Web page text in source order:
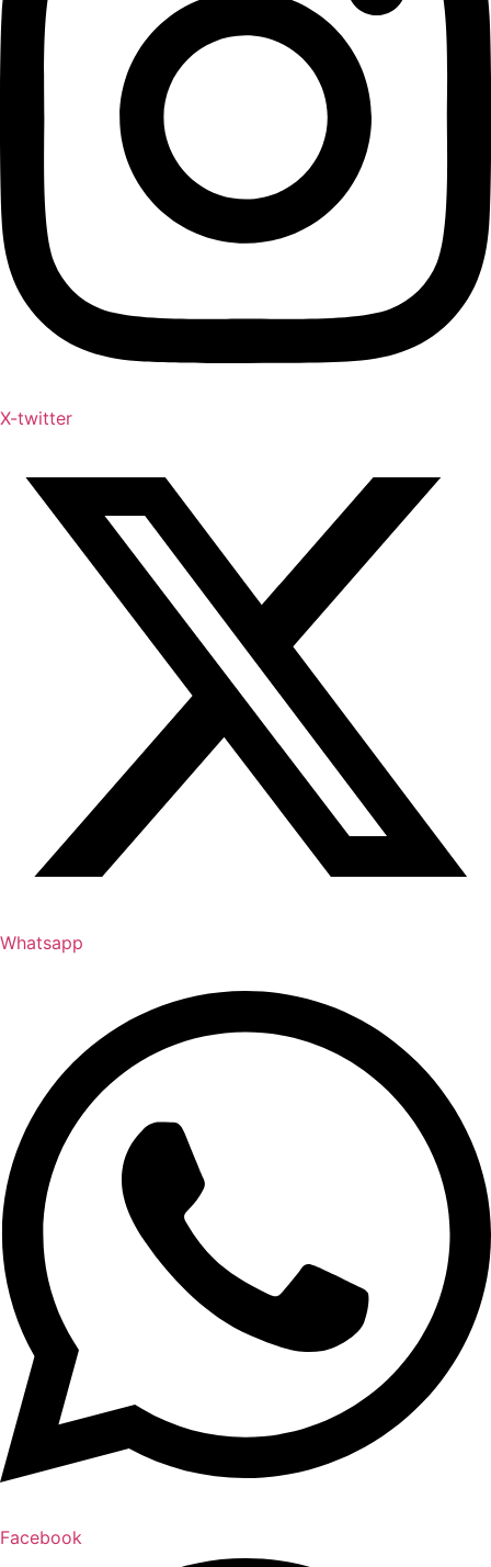
X-twitter
Whatsapp
Facebook